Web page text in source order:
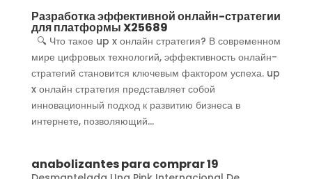
Разработка эффективной онлайн-стратегии
для платформы X25689
🔍 Что такое up x онлайн стратегия? В современном
мире цифровых технологий, эффективность онлайн-
стратегий становится ключевым фактором успеха. up
x онлайн стратегия представляет собой
инновационный подход к развитию бизнеса в
интернете, позволяющий...
anabolizantes para comprar 19